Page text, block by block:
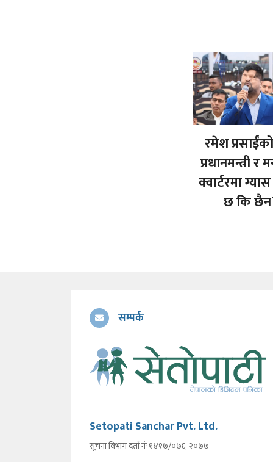
रमेश प्रसाईंको
प्रधानमन्त्री र
क्वार्टरमा
छ कि
सम्पर्क
Setopati Sanchar Pvt. Ltd.
सूचना विभाग दर्ता नंः १४१७/०७६-२०७७